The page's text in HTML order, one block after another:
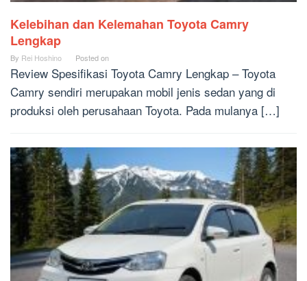
Kelebihan dan Kelemahan Toyota Camry
Lengkap
By Rei Hoshino Posted on
Review Spesifikasi Toyota Camry Lengkap – Toyota
Camry sendiri merupakan mobil jenis sedan yang di
produksi oleh perusahaan Toyota. Pada mulanya […]